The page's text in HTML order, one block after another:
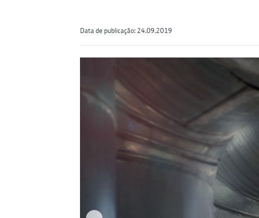
Data de publicação: 24.09.2019